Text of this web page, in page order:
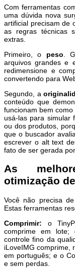
Com ferramentas
uma dúvida nova
artificial precisam de
as regras técnicas
extras.
Primeiro, o peso .
arquivos grandes e
redimensione e
convertendo para
Segundo, a
conteúdo que
funcionam bem
usá-las para simular
ou dos produtos,
que o buscador
escrever o alt text
fato de ser gerada
As
otimização
Você não precisa
Estas ferramentas
Comprimir: o
comprime em lote;
controle fino da
iLoveIMG comprime,
em português; e o
e sem perdas.